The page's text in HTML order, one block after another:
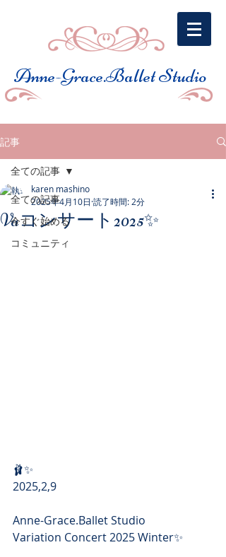
​Anne-Grace.Ballet Studio
記事
全ての記事
今すぐ始める
コミュニティ
全ての記事
Vaコンサート2025✨
karen mashino
2025年4月10日 読了時間: 2分
🩰✨
2025,2,9
Anne-Grace.Ballet Studio
Variation Concert 2025 Winter✨